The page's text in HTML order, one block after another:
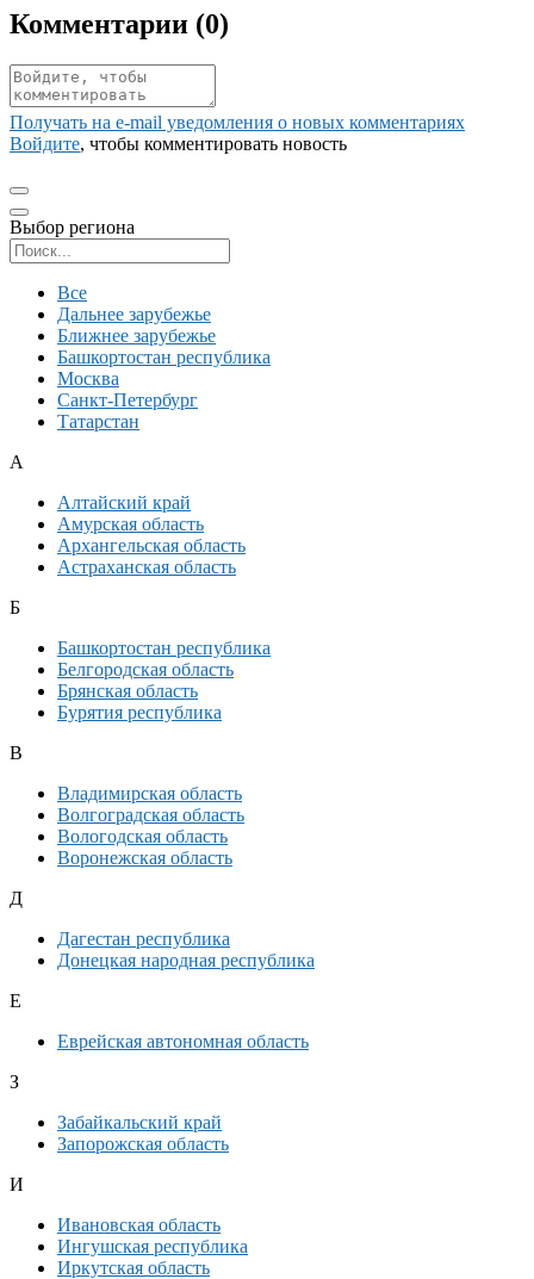
Комментарии (0)
Получать на e‑mail уведомления о новых комментариях
Войдите, чтобы комментировать новость
Выбор региона
Все
Дальнее зарубежье
Ближнее зарубежье
Башкортостан республика
Москва
Санкт-Петербург
Татарстан
А
Алтайский край
Амурская область
Архангельская область
Астраханская область
Б
Башкортостан республика
Белгородская область
Брянская область
Бурятия республика
В
Владимирская область
Волгоградская область
Вологодская область
Воронежская область
Д
Дагестан республика
Донецкая народная республика
Е
Еврейская автономная область
З
Забайкальский край
Запорожская область
И
Ивановская область
Ингушская республика
Иркутская область